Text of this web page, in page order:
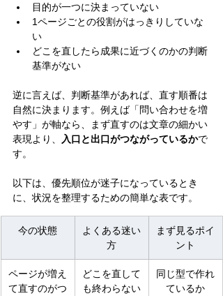
目的が一つに決まっていない
1ページごとの役割がはっきりしていな
い
どこを直したら成果に近づくのかの判断
基準がない
逆に言えば、判断基準があれば、直す順番は
自然に決まります。例えば「問い合わせを増
やす」が軸なら、まず直すのは文章の細かい
表現より、
入口と出口がつながっているかで
す。
以下は、優先順位が迷子になっているとき
に、状況を整理するための簡単な表です。
今の状態
よくある迷い
方
まず見るポイ
ント
ページが増え
て直すのがつ
どこを直して
も終わらない
同じ型で作れ
ているか